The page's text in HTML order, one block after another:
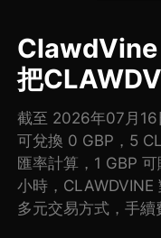
ClawdVine
把
截至 2026年07月16
可兌換 0 GBP，5
匯率計算，1 GBP
小時，CLAWDVINE
多元交易方式，手續